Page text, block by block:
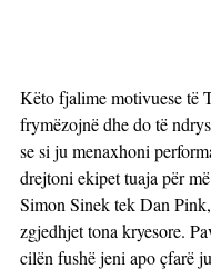
Këto fjalime motivuese të
frymëzojnë dhe do të
se si ju menaxhoni
drejtoni ekipet tuaja për
Simon Sinek tek Dan
zgjedhjet tona kryesore.
cilën fushë jeni apo çfarë